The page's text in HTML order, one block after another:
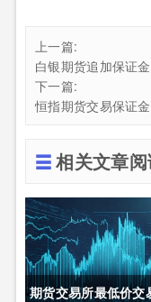
上一篇:
白银期货追加保证
下一篇:
恒指期货交易保证
相关文章
期货交易所最低价交